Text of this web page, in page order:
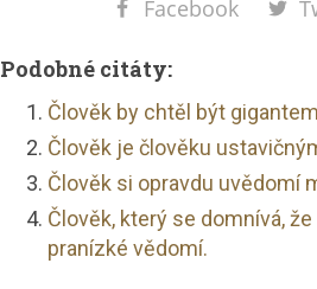
Facebook
Podobné citáty:
Člověk by chtěl být
Člověk je člověku
Člověk si opravdu uvědomí
Člověk, který se domnívá,
pranízké vědomí.